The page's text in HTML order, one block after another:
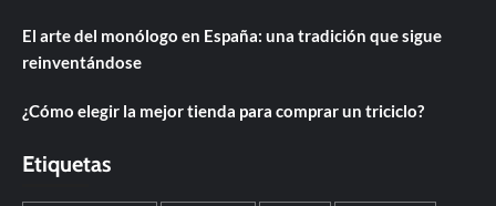
El arte del monólogo en España: una tradición que sigue
reinventándose
¿Cómo elegir la mejor tienda para comprar un triciclo?
Etiquetas